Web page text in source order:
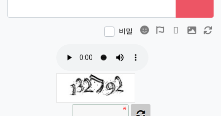
비밀 이모티콘폰트어썸
동영상 이미지